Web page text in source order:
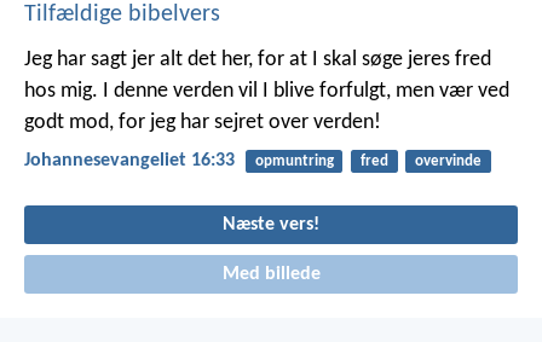
Tilfældige bibelvers
Jeg har sagt jer alt det her, for at I skal søge jeres fred
hos mig. I denne verden vil I blive forfulgt, men vær ved
godt mod, for jeg har sejret over verden!
Johannesevangeliet 16:33 opmuntring fred overvinde
Næste vers!
Med billede